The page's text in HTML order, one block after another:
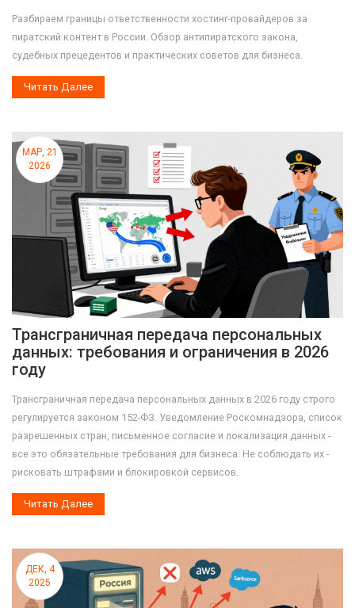
Разбираем границы ответственности хостинг-провайдеров за
пиратский контент в России. Обзор антипиратского закона,
судебных прецедентов и практических советов для бизнеса.
Читать Далее
МАР, 21
2026
Трансграничная передача персональных
данных: требования и ограничения в 2026
году
Трансграничная передача персональных данных в 2026 году строго
регулируется законом 152-ФЗ. Уведомление Роскомнадзора, список
разрешенных стран, письменное согласие и локализация данных -
все это обязательные требования для бизнеса. Не соблюдать их -
рисковать штрафами и блокировкой сервисов.
Читать Далее
ДЕК, 4
2025